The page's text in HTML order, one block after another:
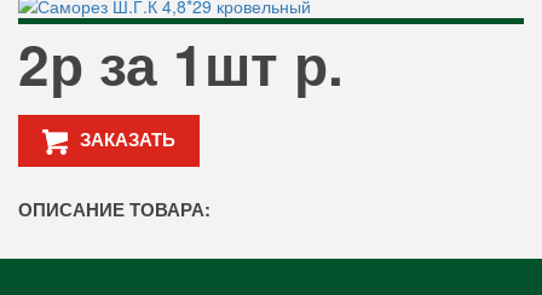
2р за 1шт р.
ЗАКАЗАТЬ
ОПИСАНИЕ ТОВАРА: